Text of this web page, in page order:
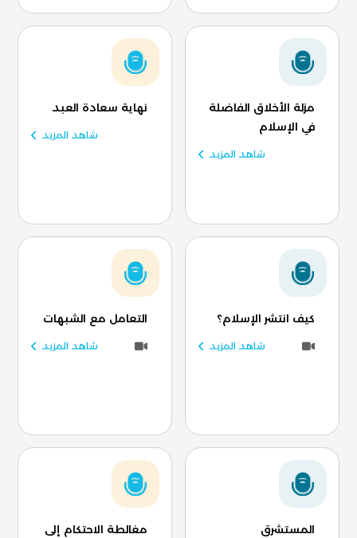
مزلة الأخلاق الفاضلة
في الإسلام
شاهد المزيد
نهاية سعادة العبد
شاهد المزيد
كيف انتشر الإسلام؟
شاهد المزيد
التعامل مع الشبهات
شاهد المزيد
المستشرق
مغالطة الاحتكام إلى